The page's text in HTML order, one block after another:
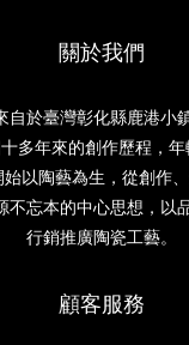
關於我們
自於臺灣彰化縣鹿港小
多年來的創作歷程，
以陶藝為生，從創作
不忘本的中心思想，以
行銷推廣陶瓷工藝。
顧客服務